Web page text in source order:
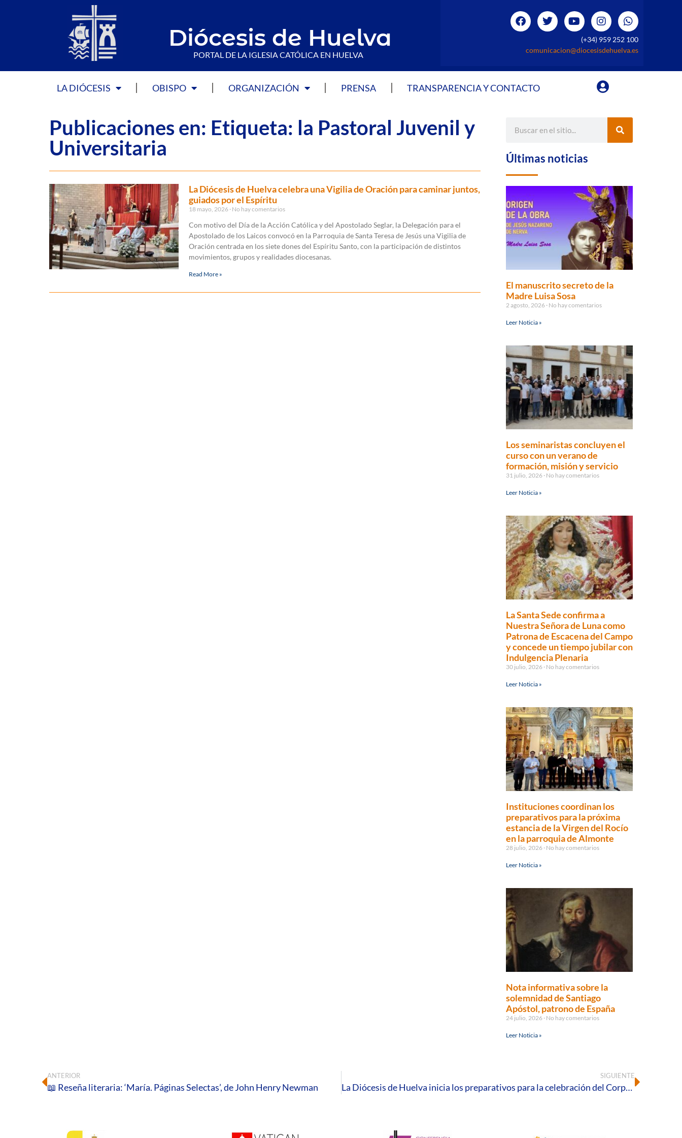
Diócesis de Huelva
PORTAL DE LA IGLESIA CATÓLICA EN HUELVA
(+34) 959 252 100
comunicacion@diocesisdehuelva.es
LA DIÓCESIS OBISPO ORGANIZACIÓN PRENSA TRANSPARENCIA Y CONTACTO
Publicaciones en: Etiqueta: la Pastoral Juvenil y
Universitaria
La Diócesis de Huelva celebra una Vigilia de Oración para caminar juntos,
guiados por el Espíritu
18 mayo, 2026 No hay comentarios
Con motivo del Día de la Acción Católica y del Apostolado Seglar, la Delegación para el
Apostolado de los Laicos convocó en la Parroquia de Santa Teresa de Jesús una Vigilia de
Oración centrada en los siete dones del Espíritu Santo, con la participación de distintos
movimientos, grupos y realidades diocesanas.
Read More »
Últimas noticias
El manuscrito secreto de la
Madre Luisa Sosa
2 agosto, 2026 No hay comentarios
Leer Noticia »
Los seminaristas concluyen el
curso con un verano de
formación, misión y servicio
31 julio, 2026 No hay comentarios
Leer Noticia »
La Santa Sede confirma a
Nuestra Señora de Luna como
Patrona de Escacena del Campo
y concede un tiempo jubilar con
Indulgencia Plenaria
30 julio, 2026 No hay comentarios
Leer Noticia »
Instituciones coordinan los
preparativos para la próxima
estancia de la Virgen del Rocío
en la parroquia de Almonte
28 julio, 2026 No hay comentarios
Leer Noticia »
Nota informativa sobre la
solemnidad de Santiago
Apóstol, patrono de España
24 julio, 2026 No hay comentarios
Leer Noticia »
ANTERIOR
📖 Reseña literaria: ‘María. Páginas Selectas’, de John Henry Newman
SIGUIENTE
La Diócesis de Huelva inicia los preparativos para la celebración del Corpus Christi en la capital